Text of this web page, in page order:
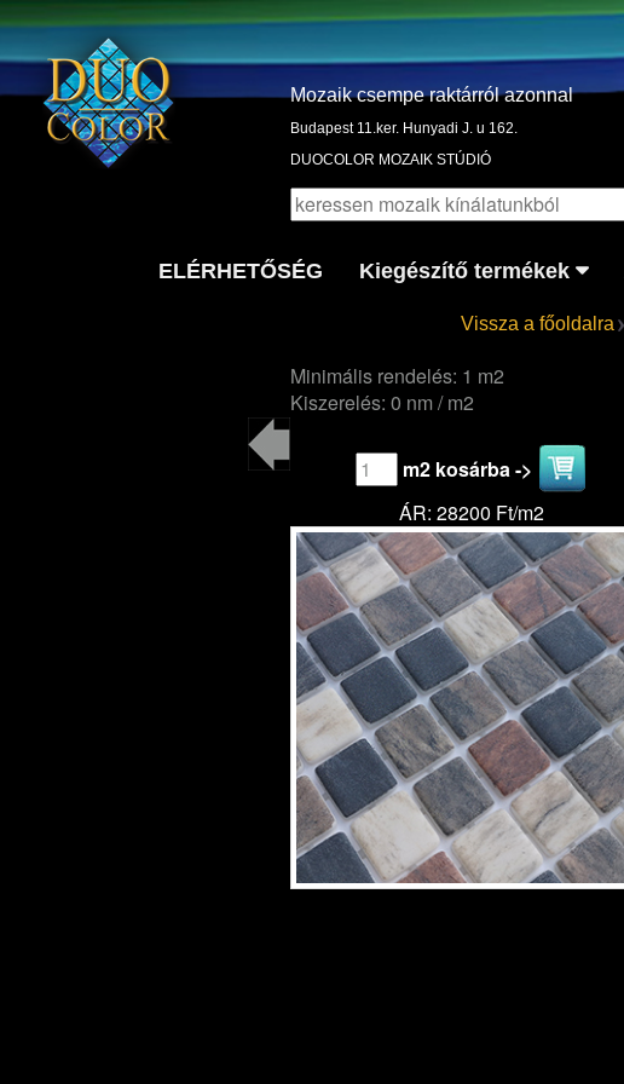
Mozaik csempe raktárról azonnal
Budapest 11.ker. Hunyadi J. u 162.
DUOCOLOR MOZAIK STÚDIÓ
ELÉRHETŐSÉG Kiegészítő termékek
Vissza a főoldalra
Minimális rendelés: 1 m2
Kiszerelés: 0 nm / m2
m2 kosárba ->
ÁR: 28200 Ft/m2